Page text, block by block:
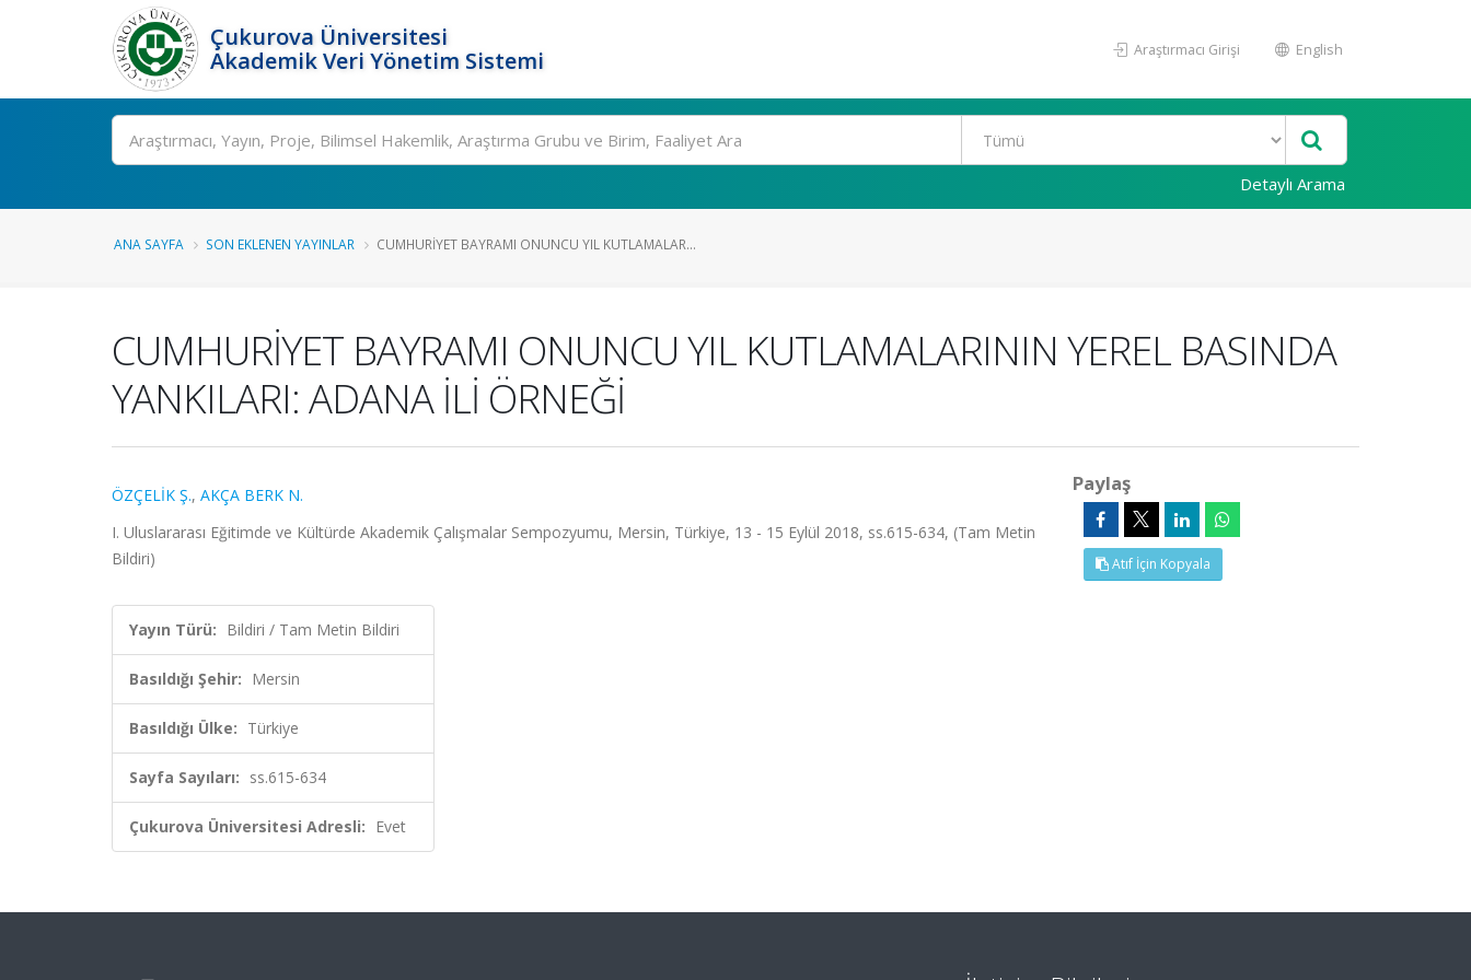
Çukurova Üniversitesi
Akademik Veri Yönetim Sistemi
Araştırmacı Girişi English
Ara
Detaylı Arama
ANA SAYFA SON EKLENEN YAYINLAR CUMHURİYET BAYRAMI ONUNCU YIL KUTLAMALAR...
CUMHURİYET BAYRAMI ONUNCU YIL KUTLAMALARININ YEREL BASINDA
YANKILARI: ADANA İLİ ÖRNEĞİ
ÖZÇELİK Ş., AKÇA BERK N.
I. Uluslararası Eğitimde ve Kültürde Akademik Çalışmalar Sempozyumu, Mersin, Türkiye, 13 - 15 Eylül 2018, ss.615-634, (Tam Metin
Bildiri)
Yayın Türü: Bildiri / Tam Metin Bildiri
Basıldığı Şehir: Mersin
Basıldığı Ülke: Türkiye
Sayfa Sayıları: ss.615-634
Çukurova Üniversitesi Adresli: Evet
Paylaş
Atıf İçin Kopyala